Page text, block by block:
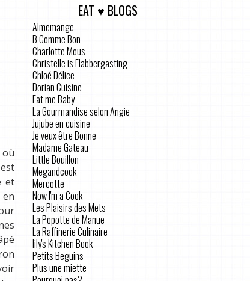
où
et
EAT ♥ BLOGS
Aimemange
B Comme Bon
Charlotte Mous
Christelle is Flabbergasting
Chloé Délice
Dorian Cuisine
Eat me Baby
La Gourmandise selon Angie
Jujube en cuisine
Je veux être Bonne
Madame Gateau
Little Bouillon
Megandcook
Mercotte
Now I'm a Cook
Les Plaisirs des Mets
La Popotte de Manue
La Raffinerie Culinaire
lily's Kitchen Book
Petits Beguins
Plus une miette